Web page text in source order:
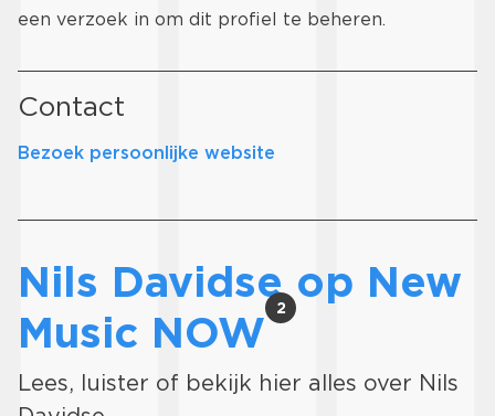
een verzoek in om dit profiel te beheren.
Contact
Bezoek persoonlijke website
Nils Davidse op New
Music NOW2
Lees, luister of bekijk hier alles over Nils